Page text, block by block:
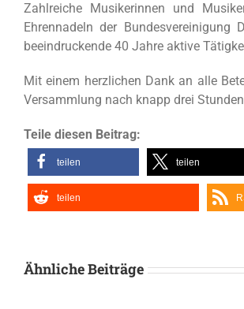
Zahlreiche Musikerinnen und
Ehrennadeln der
beeindruckende 40 Jahre aktive
Mit einem herzlichen Dank an alle
Versammlung nach knapp drei
Teile diesen Beitrag:
teilen teilen
teilen
Ähnliche Beiträge